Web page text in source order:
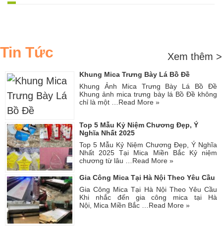
Tin Tức Xem thêm >
Khung Mica Trưng Bày Lá Bồ Đề
Khung Ảnh Mica Trưng Bày Lá Bồ Đề
Khung ảnh mica trưng bày lá Bồ Đề không
chỉ là một … Read More »
Top 5 Mẫu Kỷ Niệm Chương Đẹp, Ý
Nghĩa Nhất 2025
Top 5 Mẫu Kỷ Niệm Chương Đẹp, Ý Nghĩa
Nhất 2025 Tại Mica Miền Bắc Kỷ niệm
chương từ lâu … Read More »
Gia Công Mica Tại Hà Nội Theo Yêu Cầu
Gia Công Mica Tại Hà Nội Theo Yêu Cầu
Khi nhắc đến gia công mica tại Hà
Nội, Mica Miền Bắc …Read More »